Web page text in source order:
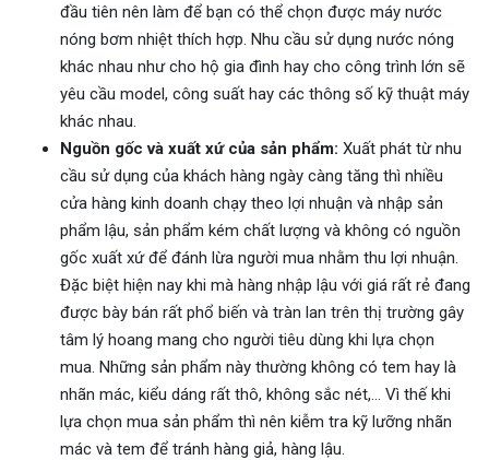
đầu tiên nên làm để bạn có thể chọn được máy nước
nóng bơm nhiệt thích hợp. Nhu cầu sử dụng nước nóng
khác nhau như cho hộ gia đình hay cho công trình lớn sẽ
yêu cầu model, công suất hay các thông số kỹ thuật máy
khác nhau.
Nguồn gốc và xuất xứ của sản phẩm: Xuất phát từ nhu
cầu sử dụng của khách hàng ngày càng tăng thì nhiều
cửa hàng kinh doanh chạy theo lợi nhuận và nhập sản
phẩm lậu, sản phẩm kém chất lượng và không có nguồn
gốc xuất xứ để đánh lừa người mua nhằm thu lợi nhuận.
Đặc biệt hiện nay khi mà hàng nhập lậu với giá rất rẻ đang
được bày bán rất phổ biến và tràn lan trên thị trường gây
tâm lý hoang mang cho người tiêu dùng khi lựa chọn
mua. Những sản phẩm này thường không có tem hay là
nhãn mác, kiểu dáng rất thô, không sắc nét,… Vì thế khi
lựa chọn mua sản phẩm thì nên kiễm tra kỹ lưỡng nhãn
mác và tem để tránh hàng giả, hàng lậu.